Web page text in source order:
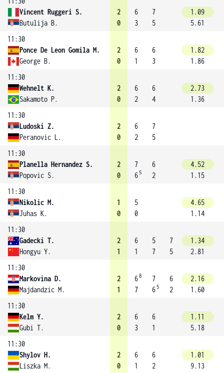
Vincent Ruggeri S.
Butulija B.
2
0
6
3
7
5
1.09
5.61
11:30
Ponce De Leon Gomila M.
George B.
2
0
6
1
6
3
1.82
1.86
11:30
Wehnelt K.
Sakamoto P.
2
0
6
2
6
4
2.73
1.36
11:30
Ludoski Z.
Peranovic L.
2
0
6
2
7
5
11:30
Planella Hernandez S.
Popovic S.
2
0
7
6 5
6
2
4.52
1.15
11:30
Nikolic M.
Juhas K.
1
0
5
0
4.65
1.14
11:30
Gadecki T.
Hongyu Y.
2
1
6
1
5
7
7
5
1.34
2.81
11:30
Markovina D.
Majdandzic M.
2
1
68
7
7
6 5
6
2
2.16
1.60
11:30
Kelm Y.
Gubi T.
2
0
6
3
6
1
1.11
5.18
11:30
Shylov H.
Liszka M.
2
0
6
1
6
2
1.01
9.13